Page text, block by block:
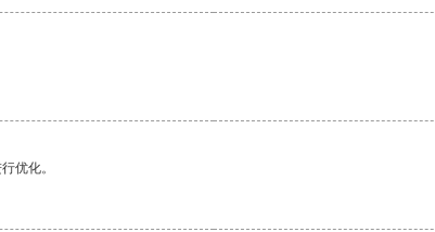
优化。